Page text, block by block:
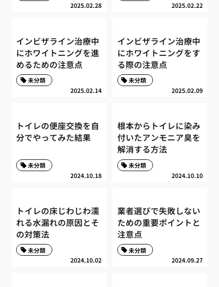
2025.02.28 2025.02.22
インビザライン治療中
にホワイトニングを進
めるための注意点
2025.02.14
未分類
インビザライン治療中
にホワイトニングをす
る際の注意点
2025.02.09
未分類
トイレの便座交換を自
分でやってみた結果
2024.10.18
未分類
根本からトイレに染み
付いたアンモニア臭を
解消する方法
2024.10.10
未分類
トイレの床じわじわ濡
れる水漏れの原因とそ
の対策法
2024.10.02
未分類
業者選びで失敗しない
ための重要ポイントと
注意点
2024.09.27
未分類